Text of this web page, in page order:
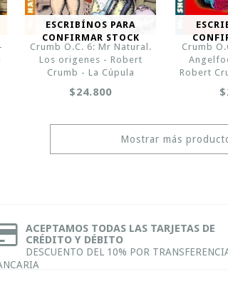
ESCRIBÍNOS PARA
CONFIRMAR STOCK
Crumb O.C. 6: Mr Natural.
Los origenes - Robert
Crumb - La Cúpula
$24.800
Crumb
Robert
Mostrar más
ACEPTAMOS TODAS LAS TARJETAS DE
CRÉDITO Y DÉBITO
DESCUENTO DEL 10% POR